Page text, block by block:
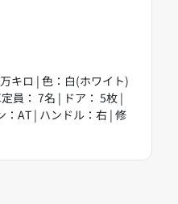
キロ | 色：白(ホワイト)
員： 7名 | ドア： 5枚 |
AT | ハンドル：右 | 修